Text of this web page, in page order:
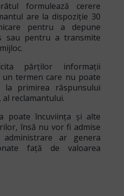
formulează cerere
are la dispoziție 30
pentru a depune
sau pentru a transmite
părților informații
termen care nu poate
primirea răspunsului
al reclamantului.
poate încuviința și alte
, însă nu vor fi admise
ar genera
față de valoarea